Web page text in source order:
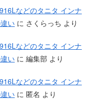
などのタニタ インナ
い に さくらっち より
などのタニタ インナ
い に 編集部 より
などのタニタ インナ
い に 匿名 より